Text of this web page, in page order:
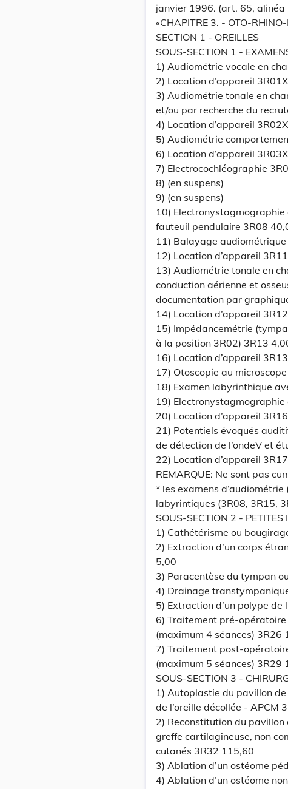
janvier 1996. (art. 65, alinéa
«CHAPITRE 3. - OTO-
SECTION 1 - OREILLES
SOUS-SECTION 1 -
1) Audiométrie vocale en
2) Location d’appareil
3) Audiométrie tonale en
et/ou par recherche du
4) Location d’appareil
5) Audiométrie
6) Location d’appareil
7) Electrocochléographie
8) (en suspens)
9) (en suspens)
10)
fauteuil pendulaire 3R08
11) Balayage
12) Location d’appareil
13) Audiométrie tonale en
conduction aérienne et
documentation par
14) Location d’appareil
15) Impédancemétrie
à la position 3R02) 3R13
16) Location d’appareil
17) Otoscopie au
18) Examen labyrinthique
19)
20) Location d’appareil
21) Potentiels évoqués
de détection de l’ondeV et
22) Location d’appareil
REMARQUE: Ne sont pas
* les examens
labyrintiques (3R08, 3R15,
SOUS-SECTION 2 - PETITES
1) Cathétérisme ou
2) Extraction d’un corps
5,00
3) Paracentèse du tympan
4) Drainage
5) Extraction d’un polype de
6) Traitement pré-opératoire
(maximum 4 séances) 3R26
7) Traitement post-
(maximum 5 séances) 3R29
SOUS-SECTION 3 -
1) Autoplastie du pavillon
de l’oreille décollée - APCM
2) Reconstitution du
greffe cartilagineuse, non
cutanés 3R32 115,60
3) Ablation d’un ostéome
4) Ablation d’un ostéome